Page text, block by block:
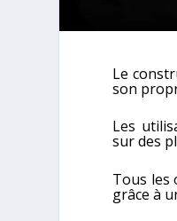
Le
son
Les
sur des
Tous les
grâce à